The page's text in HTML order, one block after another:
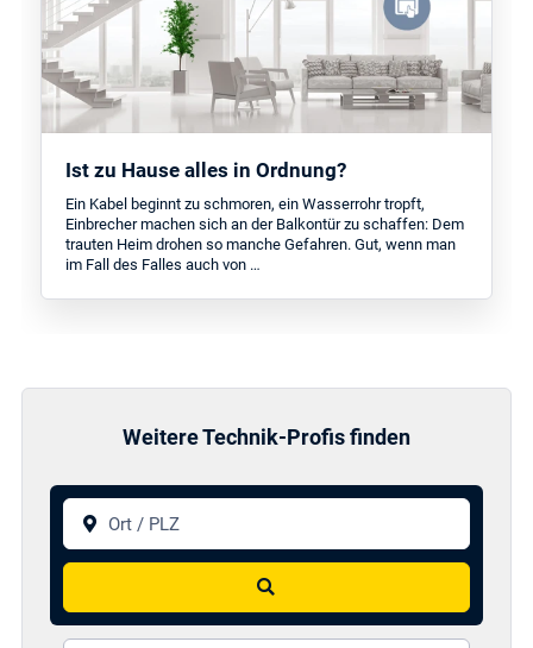
Ist zu Hause alles in Ordnung?
Ein Kabel beginnt zu schmoren, ein Wasserrohr tropft,
Einbrecher machen sich an der Balkontür zu schaffen: Dem
trauten Heim drohen so manche Gefahren. Gut, wenn man
im Fall des Falles auch von …
Weitere Technik-Profis finden
Ort / PLZ
Suchen